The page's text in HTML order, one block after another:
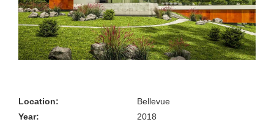
Location:
Bellevue
Year:
2018